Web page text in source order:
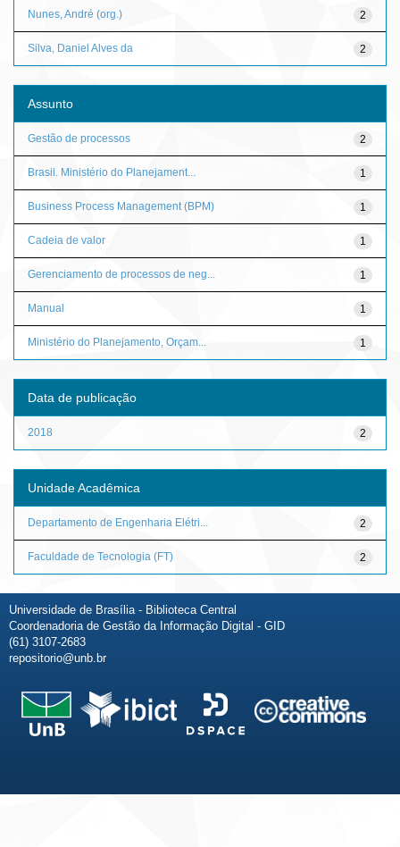
2
Nunes, André (org.)
2
Silva, Daniel Alves da
Assunto
2
Gestão de processos
1
Brasil. Ministério do Planejament...
1
Business Process Management (BPM)
1
Cadeia de valor
1
Gerenciamento de processos de neg...
1
Manual
1
Ministério do Planejamento, Orçam...
Data de publicação
2
2018
Unidade Acadêmica
2
Departamento de Engenharia Elétri...
2
Faculdade de Tecnologia (FT)
Universidade de Brasília - Biblioteca Central
Coordenadoria de Gestão da Informação Digital - GID
(61) 3107-2683
repositorio@unb.br